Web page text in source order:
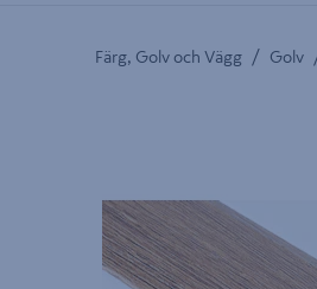
Färg, Golv och Vägg / Golv